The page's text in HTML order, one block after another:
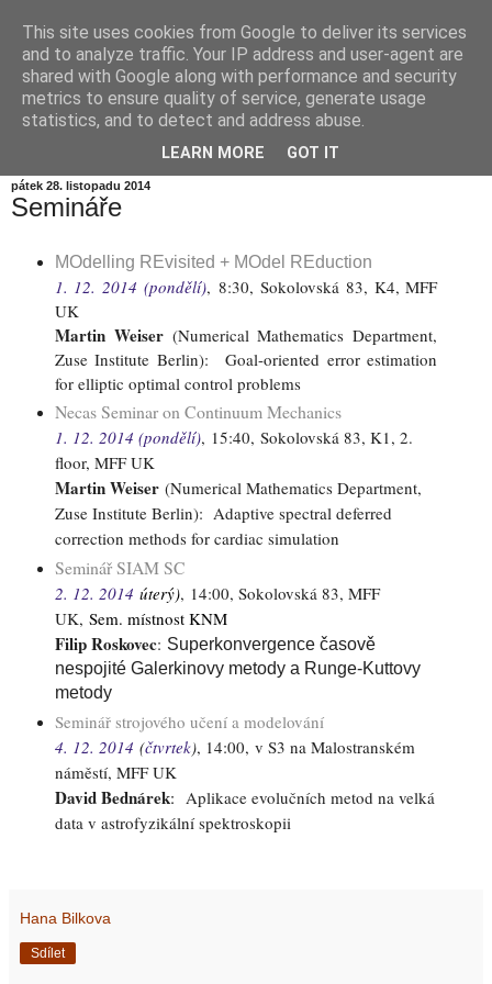
Informační zátiší
Blog Ústavu informatiky Akademie věd České republiky,
pátek 28. listopadu 2014
Semináře
MOdelling REvisited + MOdel REduction
1. 12. 2014 (pondělí), 8:30, Sokolovská 83, K4, MFF
UK
Martin Weiser(Numerical Mathematics Department,
Zuse Institute Berlin): Goal-oriented error estimation
for elliptic optimal control problems
Necas Seminar on Continuum Mechanics
1. 12. 2014 (pondělí), 15:40, Sokolovská 83, K1, 2.
floor, MFF UK
Martin Weiser (Numerical Mathematics Department,
Zuse Institute Berlin): Adaptive spectral deferred
correction methods for cardiac simulation
Seminář SIAM SC
2. 12. 2014 úterý), 14:00, Sokolovská 83, MFF
UK, Sem. místnost KNM
Filip Roskovec: Superkonvergence časově
nespojité Galerkinovy metody a Runge-Kuttovy
metody
Seminář strojového učení a modelování
4. 12. 2014 (čtvrtek), 14:00, v S3 na Malostranském
náměstí, MFF UK
David Bednárek: Aplikace evolučních metod na velká
data v astrofyzikální spektroskopii
Hana Bilkova
Sdílet
This site uses cookies from Google to deliver its services
and to analyze traffic. Your IP address and user-agent are
shared with Google along with performance and security
metrics to ensure quality of service, generate usage
statistics, and to detect and address abuse.
LEARN MORE GOT IT